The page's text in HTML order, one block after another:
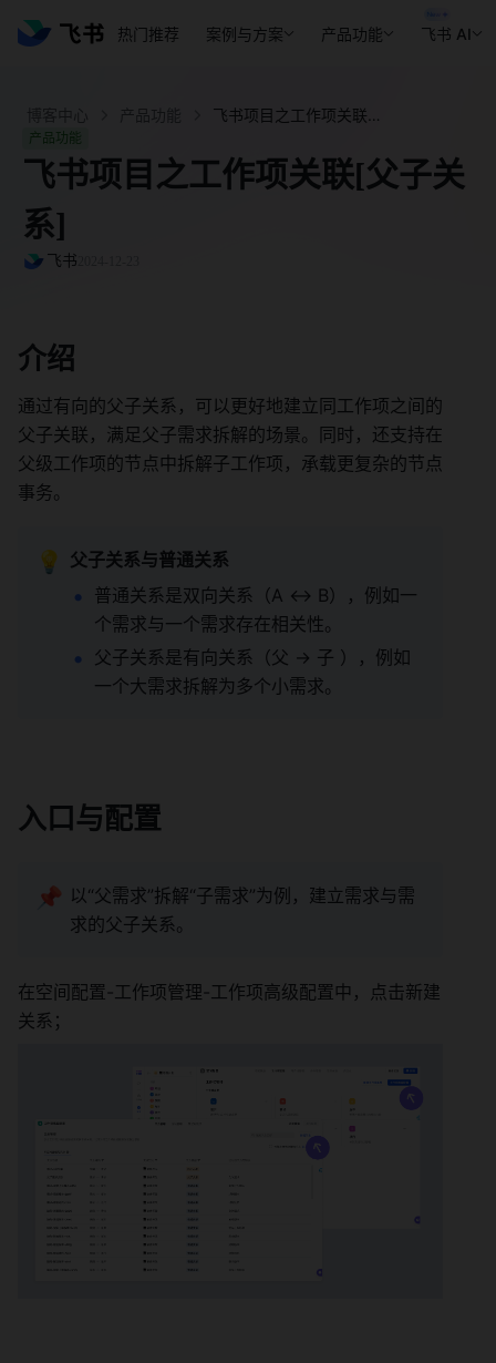
热门推荐 案例与方案 产品功能 飞书 AI
产品功能
飞书项目之工作项关联[父子关
系]
飞书
介绍
通过有向的父子关系，可以更好地建立同工作项之间的
父子关联，满足父子需求拆解的场景。同时，还支持在
父级工作项的节点中拆解子工作项，承载更复杂的节点
事务。
💡
父子关系与普通关系
普通关系是双向关系（A ↔️ B），例如一
个需求与一个需求存在相关性。
父子关系是有向关系（父 → 子 ），例如
一个大需求拆解为多个小需求。
入口与配置
📌 以“父需求”拆解“子需求”为例，建立需求与需
求的父子关系。
在空间配置-工作项管理-工作项高级配置中，点击新建
关系；